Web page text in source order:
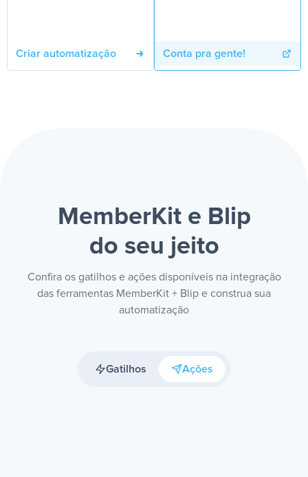
Criar automatização Conta pra gente!
MemberKit e Blip
do seu jeito
Confira os gatilhos e ações disponíveis na integração
das ferramentas MemberKit + Blip e construa sua
automatização
Gatilhos Ações